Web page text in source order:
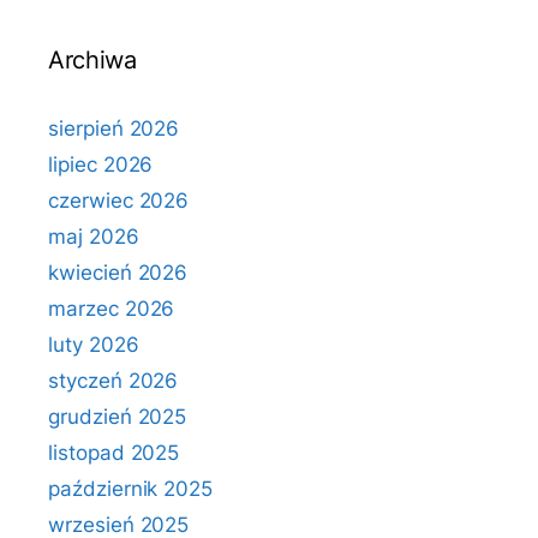
Archiwa
sierpień 2026
lipiec 2026
czerwiec 2026
maj 2026
kwiecień 2026
marzec 2026
luty 2026
styczeń 2026
grudzień 2025
listopad 2025
październik 2025
wrzesień 2025